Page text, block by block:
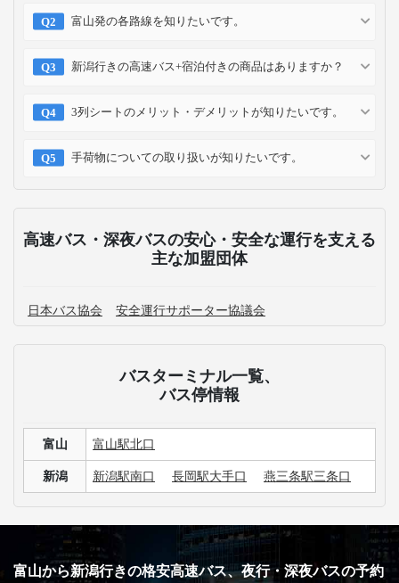
富山発の各路線を知りたいです。
新潟行きの高速バス+宿泊付きの商品はありますか？
3列シートのメリット・デメリットが知りたいです。
手荷物についての取り扱いが知りたいです。
高速バス・深夜バスの安心・安全な運行を支える
主な加盟団体
日本バス協会 安全運行サポーター協議会
バスターミナル一覧、
バス停情報
富山 富山駅北口
新潟 新潟駅南口 長岡駅大手口 燕三条駅三条口
富山から新潟行きの格安高速バス、夜行・深夜バスの予約